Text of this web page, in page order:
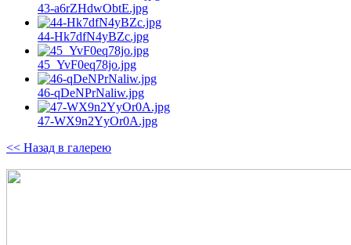
43-a6rZHdwObtE.jpg
44-Hk7dfN4yBZc.jpg
45_YvF0eq78jo.jpg
46-qDeNPrNaliw.jpg
47-WX9n2YyOr0A.jpg
<< Назад в галерею